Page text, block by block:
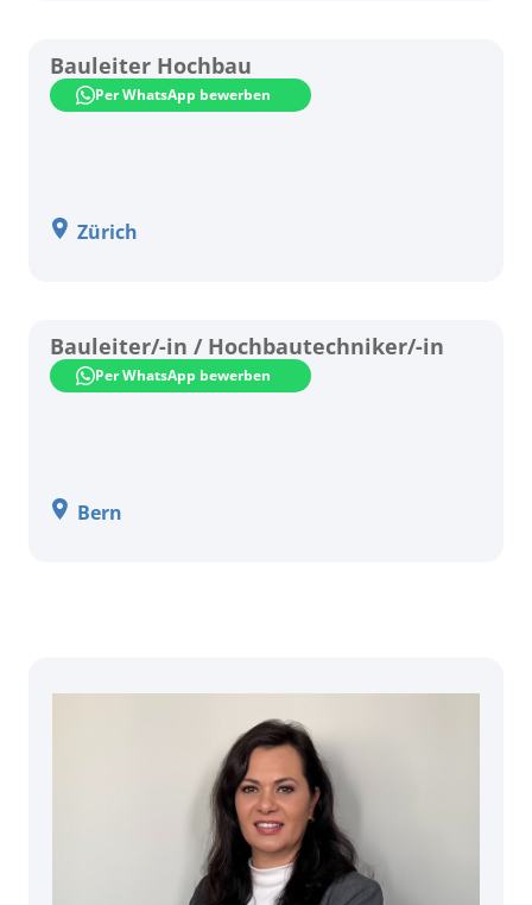
Bauleiter Hochbau
Per WhatsApp bewerben
Zürich
Bauleiter/-in / Hochbautechniker/-in
Per WhatsApp bewerben
Bern